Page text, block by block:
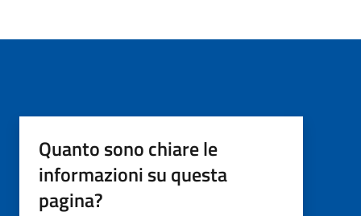
Quanto sono chiare le
informazioni su questa
pagina?